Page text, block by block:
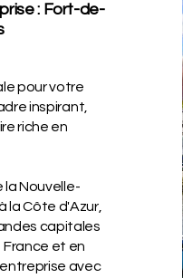
: Fort-de-
pour votre
inspirant,
riche en
la Nouvelle-
la Côte d'Azur,
capitales
et en
avec